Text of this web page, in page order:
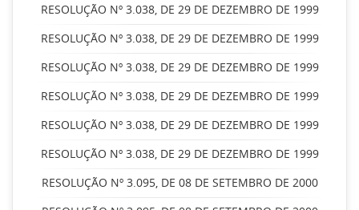
RESOLUÇÃO Nº 3.038, DE 29 DE DEZEMBRO DE 1999
RESOLUÇÃO Nº 3.038, DE 29 DE DEZEMBRO DE 1999
RESOLUÇÃO Nº 3.038, DE 29 DE DEZEMBRO DE 1999
RESOLUÇÃO Nº 3.038, DE 29 DE DEZEMBRO DE 1999
RESOLUÇÃO Nº 3.038, DE 29 DE DEZEMBRO DE 1999
RESOLUÇÃO Nº 3.038, DE 29 DE DEZEMBRO DE 1999
RESOLUÇÃO Nº 3.095, DE 08 DE SETEMBRO DE 2000